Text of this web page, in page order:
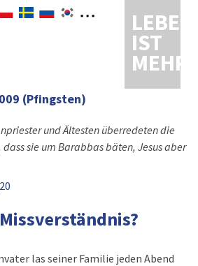
LEBEN
IST
MEHR
(Pfingsten)
und Ältesten überredeten die
dass sie um Barabbas bäten, Jesus aber
las seiner Familie jeden Abend